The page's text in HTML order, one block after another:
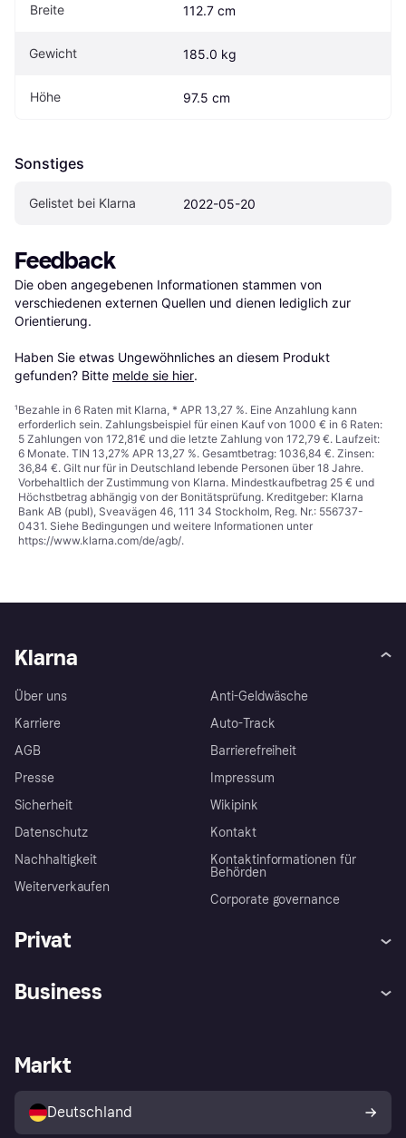
Breite 112.7 cm
Gewicht 185.0 kg
Höhe 97.5 cm
Sonstiges
Gelistet bei Klarna 2022-05-20
Feedback
Die oben angegebenen Informationen stammen von
verschiedenen externen Quellen und dienen lediglich zur
Orientierung.
Haben Sie etwas Ungewöhnliches an diesem Produkt
gefunden? Bitte melde sie hier.
¹Bezahle in 6 Raten mit Klarna, * APR 13,27 %. Eine Anzahlung kann
erforderlich sein. Zahlungsbeispiel für einen Kauf von 1000 € in 6 Raten:
5 Zahlungen von 172,81€ und die letzte Zahlung von 172,79 €. Laufzeit:
6 Monate. TIN 13,27% APR 13,27 %. Gesamtbetrag: 1036,84 €. Zinsen:
36,84 €. Gilt nur für in Deutschland lebende Personen über 18 Jahre.
Vorbehaltlich der Zustimmung von Klarna. Mindestkaufbetrag 25 € und
Höchstbetrag abhängig von der Bonitätsprüfung. Kreditgeber: Klarna
Bank AB (publ), Sveavägen 46, 111 34 Stockholm, Reg. Nr.: 556737-
0431. Siehe Bedingungen und weitere Informationen unter
https://www.klarna.com/de/agb/.
Klarna
Über uns
Karriere
AGB
Presse
Sicherheit
Datenschutz
Nachhaltigkeit
Weiterverkaufen
Anti-Geldwäsche
Auto-Track
Barrierefreiheit
Impressum
Wikipink
Kontakt
Kontaktinformationen für
Behörden
Corporate governance
Privat
Klarna App
Shops entdecken
Käuferschutzrichtlinie
Dein Widerrufsrecht
Business
Händlerportal
Markt
Deutschland